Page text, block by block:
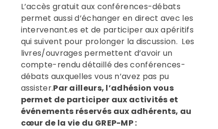
L’accès gratuit aux conférences-débats
permet aussi d’échanger en direct avec les
intervenant.es et de participer aux apéritifs
qui suivent pour prolonger la discussion. Les
livres/ouvrages permettent d’avoir un
compte-rendu détaillé des conférences-
débats auxquelles vous n’avez pas pu
assister.Par ailleurs, l’adhésion vous
permet de participer aux activités et
événements réservés aux adhérents, au
cœur de la vie du GREP-MP :